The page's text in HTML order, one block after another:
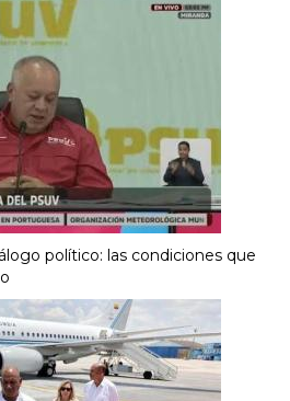
político: las condiciones que